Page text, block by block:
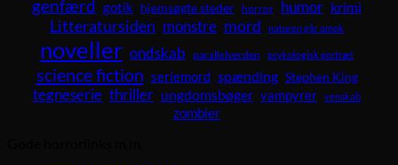
genfærd gotik hjemsøgte steder horror humor krimi
Litteratursiden monstre mord naturen går amok
noveller ondskab parallelverden psykologisk portræt
science fiction seriemord spænding Stephen King
tegneserie thriller ungdomsbøger vampyrer venskab
zombier